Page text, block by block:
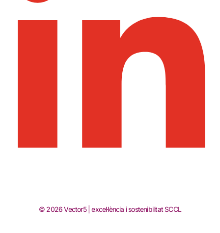
© 2026 Vector5 | excel·lència i sostenibilitat SCCL